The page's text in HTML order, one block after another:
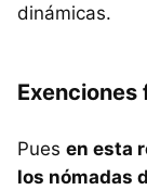
dinámicas.
Pues en esta
los nómadas